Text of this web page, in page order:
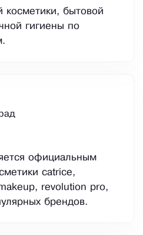
косметики, бытовой
гигиены по
официальным
catrice,
revolution pro,
брендов.